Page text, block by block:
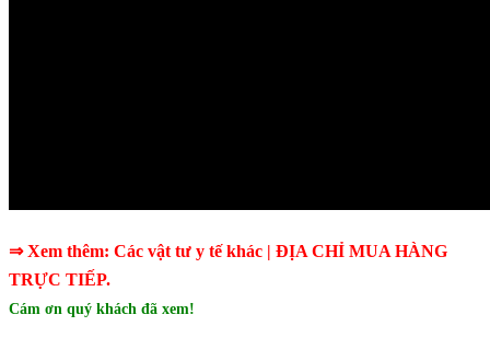
⇒ Xem thêm: Các vật tư y tế khác | ĐỊA CHỈ MUA HÀNG
TRỰC TIẾP.
Cám ơn quý khách đã xem!